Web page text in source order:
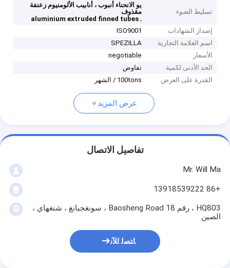
تسليط الضوء
يو الانحناء أنبوب ، أنابيب الألومنيوم زعنفة
مقذوف
,
aluminium extruded finned tubes
إصدار الشهادات
ISO9001
اسم العلامة التجارية
SPEZILLA
الأسعار
negotiable
الحد الأدنى لكمية
تفاوض
القدرة على العرض
100tons / الشهر
عرض المزيد
تفاصيل الاتصال
Mr. Will Ma
+86 13918539222
HQ803 ، رقم 18 Baosheng Road ، سونغجيانغ ، شنغهاي ،
الصين
ﺎﺘﺼﻟ ﺍﻶﻧ